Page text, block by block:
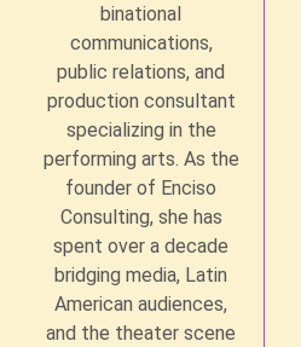
binational
communications,
public relations, and
production consultant
specializing in the
performing arts. As the
founder of Enciso
Consulting, she has
spent over a decade
bridging media, Latin
American audiences,
and the theater scene